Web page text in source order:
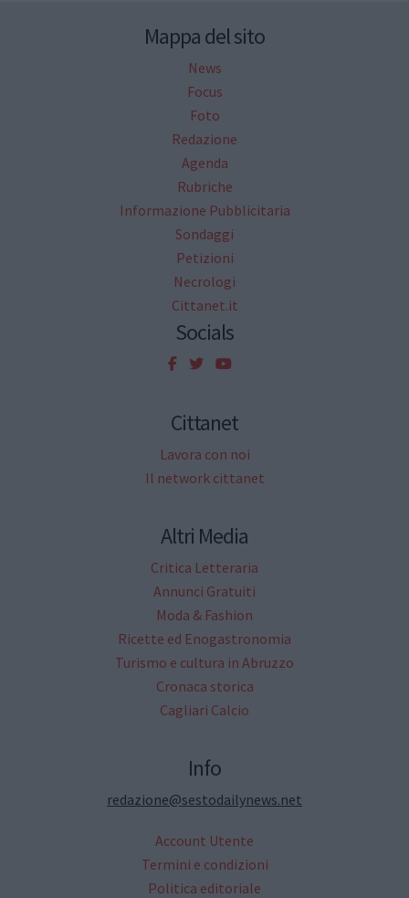
Mappa del sito
News
Focus
Foto
Redazione
Agenda
Rubriche
Informazione Pubblicitaria
Sondaggi
Petizioni
Necrologi
Cittanet.it
Socials
Cittanet
Lavora con noi
Il network cittanet
Altri Media
Critica Letteraria
Annunci Gratuiti
Moda & Fashion
Ricette ed Enogastronomia
Turismo e cultura in Abruzzo
Cronaca storica
Cagliari Calcio
Info
redazione@sestodailynews.net
Account Utente
Termini e condizioni
Politica editoriale